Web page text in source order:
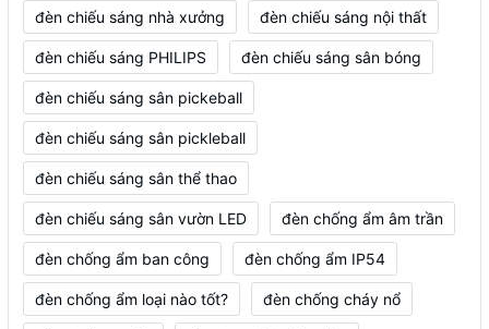
đèn chiếu sáng nhà xưởng đèn chiếu sáng nội thất
đèn chiếu sáng PHILIPS đèn chiếu sáng sân bóng
đèn chiếu sáng sân pickeball
đèn chiếu sáng sân pickleball
đèn chiếu sáng sân thể thao
đèn chiếu sáng sân vườn LED đèn chống ẩm âm trần
đèn chống ẩm ban công đèn chống ẩm IP54
đèn chống ẩm loại nào tốt? đèn chống cháy nổ